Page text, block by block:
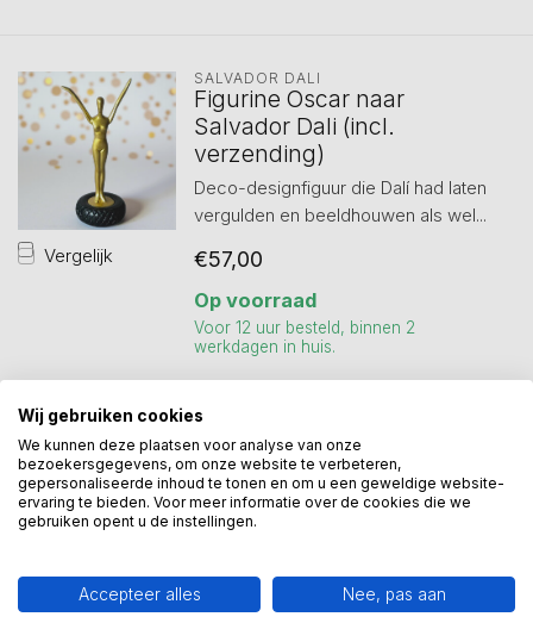
Vergelijk
SALVADOR DALI
Figurine Oscar naar
Salvador Dali (incl.
verzending)
Deco-designfiguur die Dalí had laten
vergulden en beeldhouwen als wel...
€57,00
Op voorraad
Voor 12 uur besteld, binnen 2
werkdagen in huis.
Vergelijk
SALVADOR DALI
Salvador Dali - de
verzoeking van de heilige
Antonius
cm hoog naar Dali is een echte b...
€199,00
Wij gebruiken cookies
We kunnen deze plaatsen voor analyse van onze
bezoekersgegevens, om onze website te verbeteren,
gepersonaliseerde inhoud te tonen en om u een geweldige website-
ervaring te bieden. Voor meer informatie over de cookies die we
gebruiken opent u de instellingen.
Accepteer alles Nee, pas aan